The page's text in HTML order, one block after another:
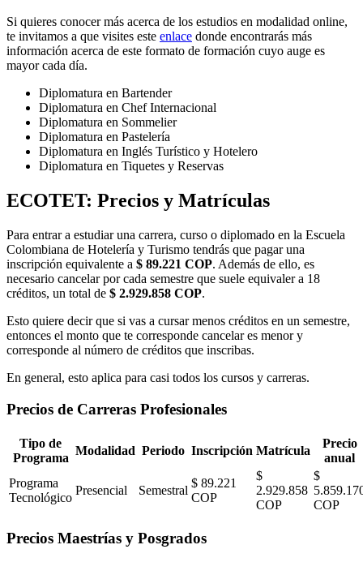
Si quieres conocer más acerca de los estudios en modalidad online,
te invitamos a que visites este enlace donde encontrarás más
información acerca de este formato de formación cuyo auge es
mayor cada día.
Diplomatura en Bartender
Diplomatura en Chef Internacional
Diplomatura en Sommelier
Diplomatura en Pastelería
Diplomatura en Inglés Turístico y Hotelero
Diplomatura en Tiquetes y Reservas
ECOTET: Precios y Matrículas
Para entrar a estudiar una carrera, curso o diplomado en la Escuela
Colombiana de Hotelería y Turismo tendrás que pagar una
inscripción equivalente a $ 89.221 COP. Además de ello, es
necesario cancelar por cada semestre que suele equivaler a 18
créditos, un total de $ 2.929.858 COP.
Esto quiere decir que si vas a cursar menos créditos en un semestre,
entonces el monto que te corresponde cancelar es menor y
corresponde al número de créditos que inscribas.
En general, esto aplica para casi todos los cursos y carreras.
Precios de Carreras Profesionales
Tipo de
Programa
Modalidad Periodo Inscripción Matrícula
Precio
anual
Programa
Tecnológico
Presencial Semestral
$ 89.221
COP
$
2.929.858
COP
$
COP
Precios Maestrías y Posgrados